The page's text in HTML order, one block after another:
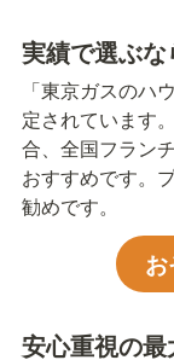
実績で選ぶな
「東京ガスのハ
定されています
合、全国フラン
おすすめです。
勧めです。
安心重視の最